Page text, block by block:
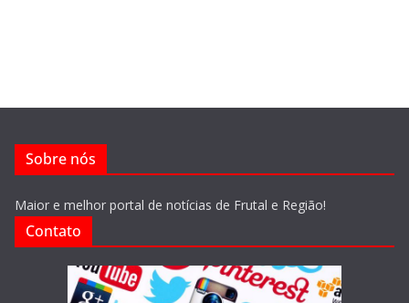
Sobre nós
Maior e melhor portal de notícias de Frutal e Região!
Contato